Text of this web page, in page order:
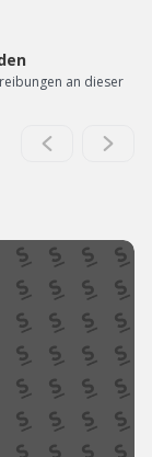
an dieser